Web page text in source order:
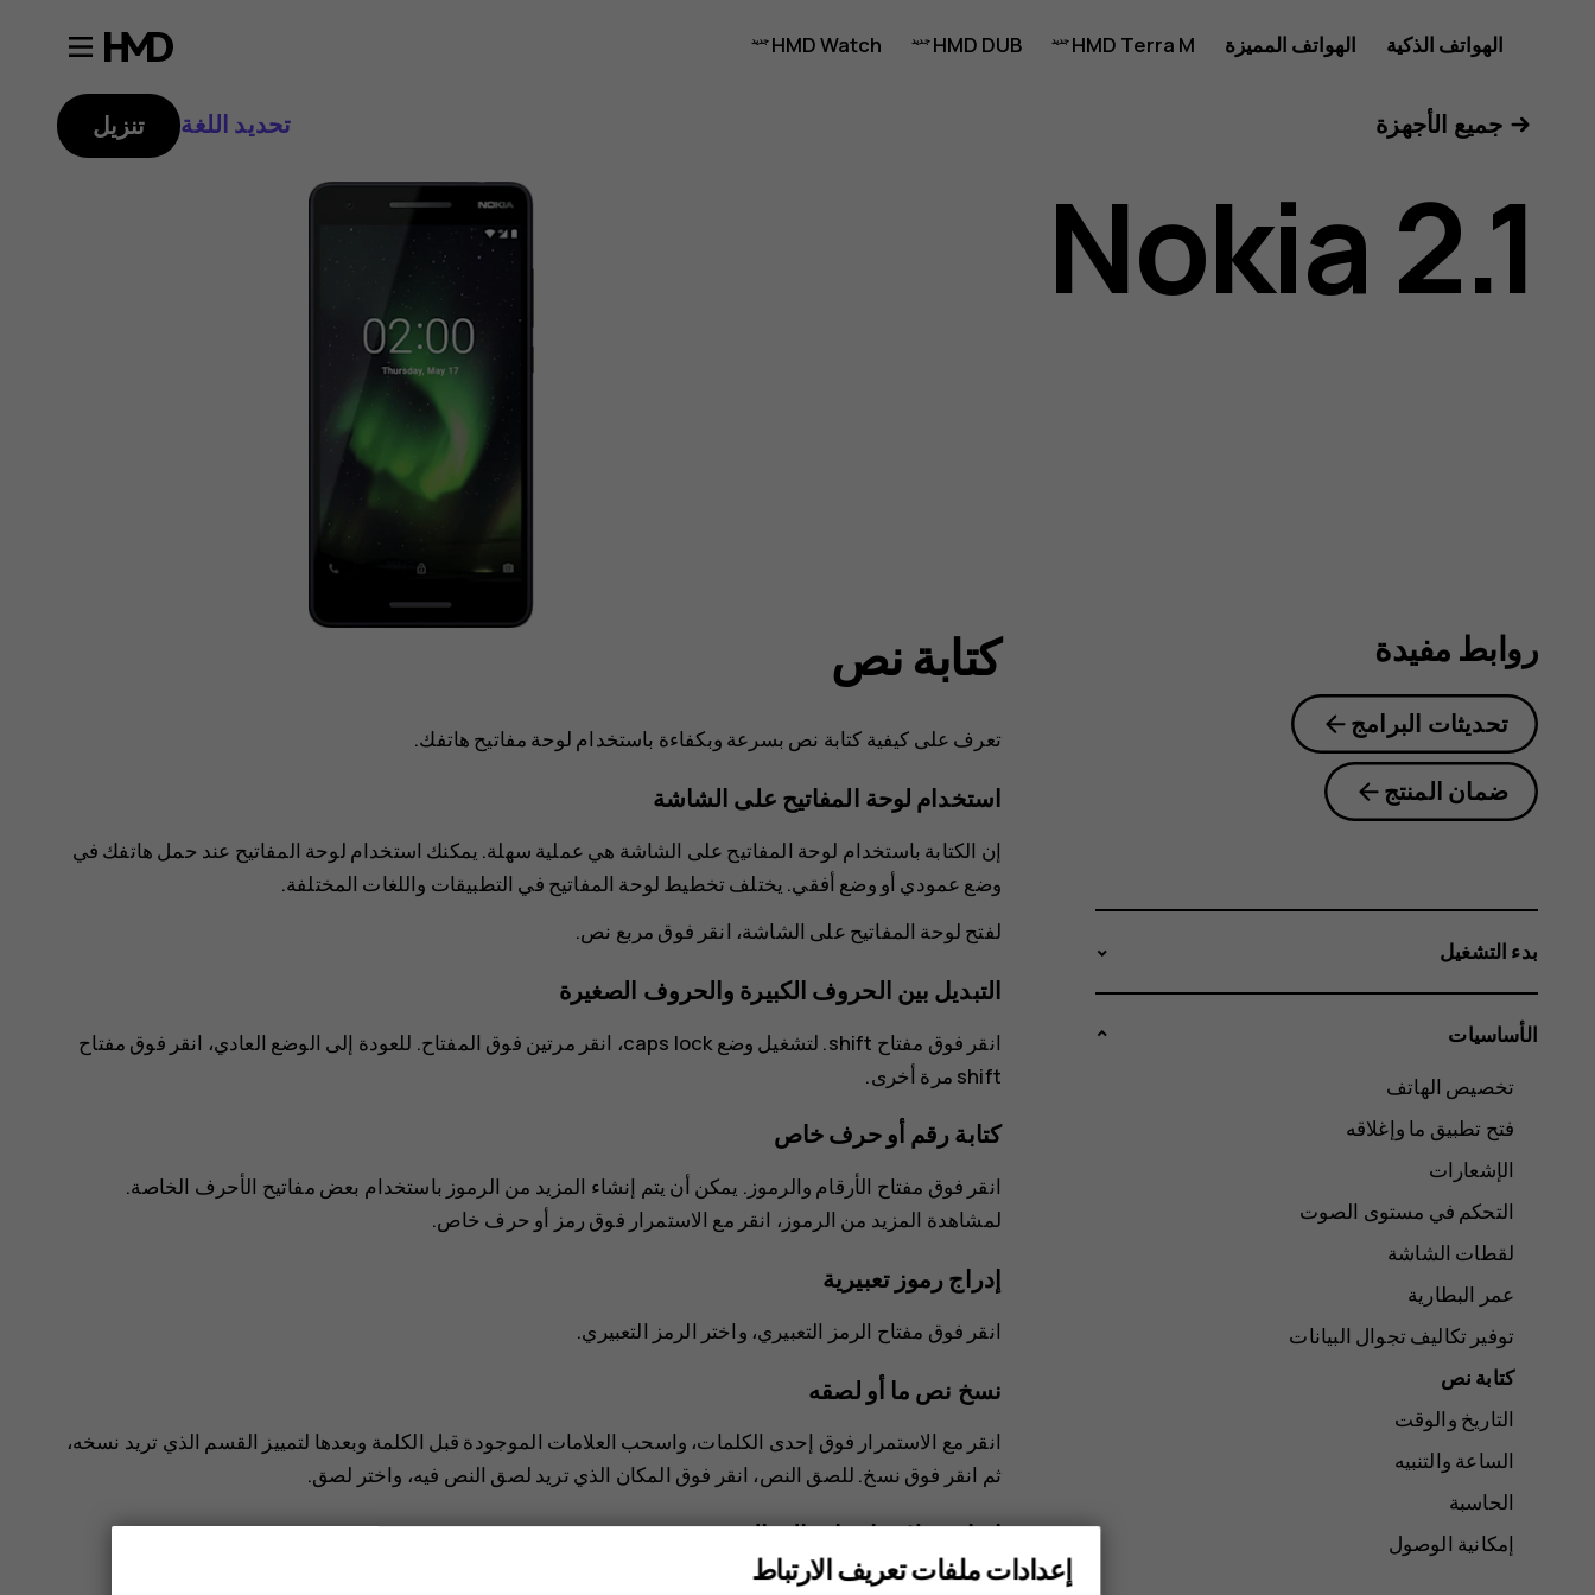
دليل
مستخدم
هاتف
الهواتف الذكية الهواتف المميزة HMD Terra M
HMD DUB
HMD Watch
جميع الأجهزة تحديد اللغة تنزيل
Nokia 2.1
كتابة نص
تعرف على كيفية كتابة نص بسرعة وبكفاءة باستخدام لوحة مفاتيح هاتفك.
استخدام لوحة المفاتيح على الشاشة
إن الكتابة باستخدام لوحة المفاتيح على الشاشة هي عملية سهلة. يمكنك استخدام لوحة المفاتيح عند حمل هاتفك في
وضع عمودي أو وضع أفقي. يختلف تخطيط لوحة المفاتيح في التطبيقات واللغات المختلفة.
لفتح لوحة المفاتيح على الشاشة، انقر فوق مربع نص.
ا‫لتبديل بين الحروف الكبيرة والحروف الصغيرة
انقر فوق مفتاح shift. لتشغيل وضع caps lock، انقر مرتين فوق المفتاح. للعودة إلى الوضع العادي، انقر فوق مفتاح
shift مرة أخرى.
كتابة رقم أو حرف خاص
انقر فوق مفتاح الأرقام والرموز. يمكن أن يتم إنشاء المزيد من الرموز باستخدام بعض مفاتيح الأحرف الخاصة.
لمشاهدة المزيد من الرموز، انقر مع الاستمرار فوق رمز أو حرف خاص.
إدراج رموز تعبيرية
انقر فوق مفتاح الرمز التعبيري، واختر الرمز التعبيري.
نسخ نص ما أو لصقه
انقر مع الاستمرار فوق إحدى الكلمات، واسحب العلامات الموجودة قبل الكلمة وبعدها لتمييز القسم الذي تريد نسخه،
ثم انقر فوق نسخ. للصق النص، انقر فوق المكان الذي تريد لصق النص فيه، واختر لصق.
إضافة علامة إعراب إلى الحرف
انقر مع الاستمرار فوق الحرف، وانقر فوق علامة الإعراب أو الحرف المعرب، إذا كانت لوحة مفاتيحك تدعم ذلك.
روابط مفيدة
تحديثات البرامج
ضمان المنتج
بدء التشغيل
الأساسيات
تخصيص الهاتف
فتح تطبيق ما وإغلاقه
الإشعارات
التحكم في مستوى الصوت
لقطات الشاشة
عمر البطارية
توفير تكاليف تجوال البيانات
كتابة نص
التاريخ والوقت
الساعة والتنبيه
الحاسبة
إمكانية الوصول
إعدادات ملفات تعريف الارتباط